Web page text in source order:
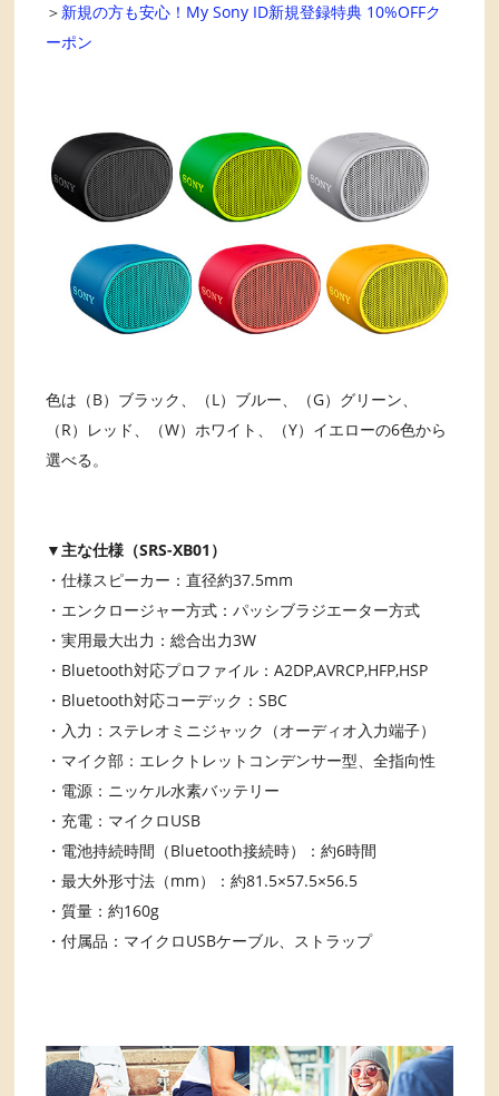
＞ 新規の方も安心！My Sony ID新規登録特典 10%OFFク
ーポン
色は（B）ブラック、（L）ブルー、（G）グリーン、
（R）レッド、（W）ホワイト、（Y）イエローの6色から
選べる。
▼主な仕様（SRS-XB01）
・仕様スピーカー：直径約37.5mm
・エンクロージャー方式：パッシブラジエーター方式
・実用最大出力：総合出力3W
・Bluetooth対応プロファイル：A2DP,AVRCP,HFP,HSP
・Bluetooth対応コーデック：SBC
・入力：ステレオミニジャック（オーディオ入力端子）
・マイク部：エレクトレットコンデンサー型、全指向性
・電源：ニッケル水素バッテリー
・充電：マイクロUSB
・電池持続時間（Bluetooth接続時）：約6時間
・最大外形寸法（mm）：約81.5×57.5×56.5
・質量：約160g
・付属品：マイクロUSBケーブル、ストラップ